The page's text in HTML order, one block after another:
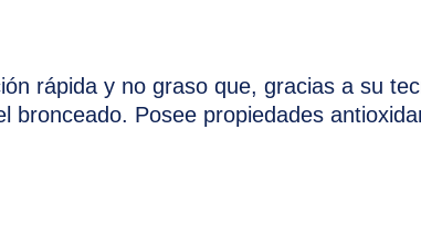
rápida y no graso que, gracias a su
bronceado. Posee propiedades